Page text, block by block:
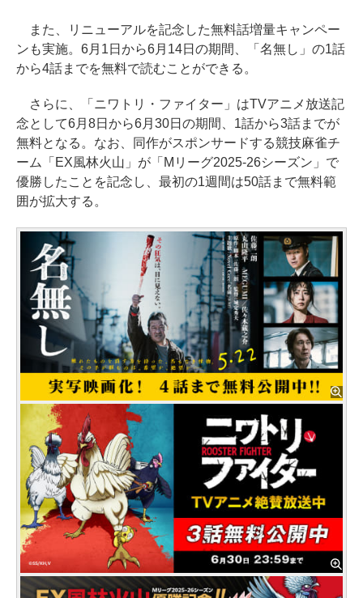
また、リニューアルを記念した無料話増量キャンペー
ンも実施。6月1日から6月14日の期間、「名無し」の1話
から4話までを無料で読むことができる。
さらに、「ニワトリ・ファイター」はTVアニメ放送記
念として6月8日から6月30日の期間、1話から3話までが
無料となる。なお、同作がスポンサードする競技麻雀チ
ーム「EX風林火山」が「Mリーグ2025-26シーズン」で
優勝したことを記念し、最初の1週間は50話まで無料範
囲が拡大する。